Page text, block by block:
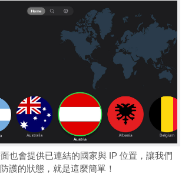
也會提供已連結的國家與 IP 位置，讓我們
護的狀態，就是這麼簡單！